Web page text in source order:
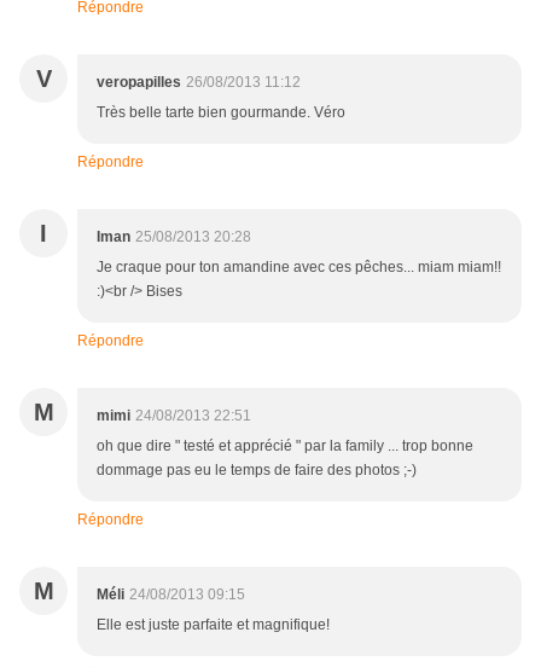
Répondre
V veropapilles 26/08/2013 11:12
Très belle tarte bien gourmande. Véro
Répondre
I Iman 25/08/2013 20:28
Je craque pour ton amandine avec ces pêches... miam miam!!
:)<br /> Bises
Répondre
M mimi 24/08/2013 22:51
oh que dire " testé et apprécié " par la family ... trop bonne
dommage pas eu le temps de faire des photos ;-)
Répondre
M Méli 24/08/2013 09:15
Elle est juste parfaite et magnifique!